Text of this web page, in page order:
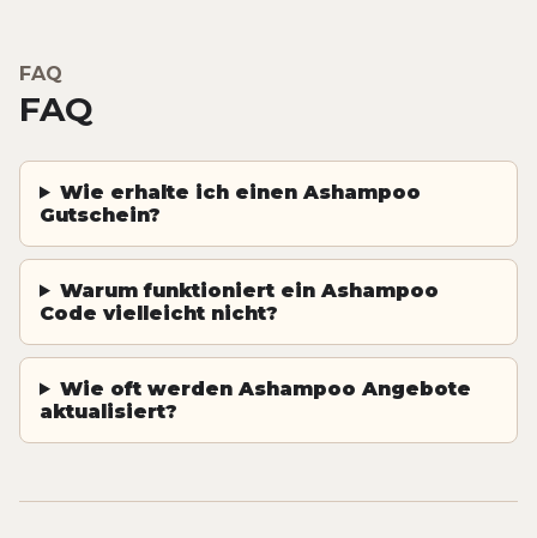
FAQ
FAQ
Wie erhalte ich einen Ashampoo
Gutschein?
Warum funktioniert ein Ashampoo
Code vielleicht nicht?
Wie oft werden Ashampoo Angebote
aktualisiert?